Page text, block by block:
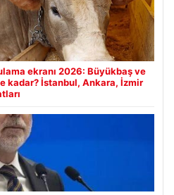
ekranı 2026: Büyükbaş ve
kadar? İstanbul, Ankara, İzmir